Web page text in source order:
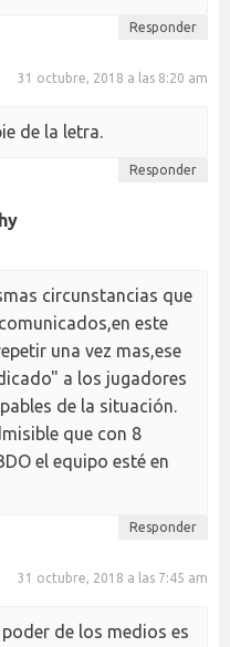
Responder
31 octubre, 2018 a las 8:20 am
de la letra.
Responder
circunstancias que
este
una vez mas,ese
a los jugadores
de la situación.
que con 8
el equipo esté en
Responder
31 octubre, 2018 a las 7:45 am
de los medios es